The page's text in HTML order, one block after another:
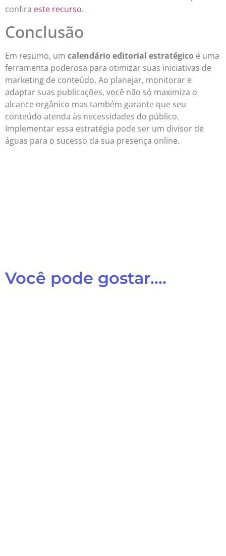
confira este recurso.
Conclusão
Em resumo, um calendário editorial estratégico é uma
ferramenta poderosa para otimizar suas iniciativas de
marketing de conteúdo. Ao planejar, monitorar e
adaptar suas publicações, você não só maximiza o
alcance orgânico mas também garante que seu
conteúdo atenda às necessidades do público.
Implementar essa estratégia pode ser um divisor de
águas para o sucesso da sua presença online.
Você pode gostar....